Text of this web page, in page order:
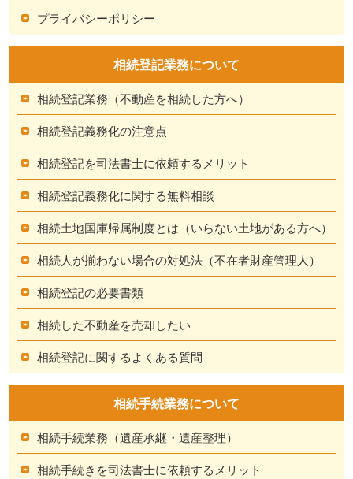
プライバシーポリシー
相続登記業務について
相続登記業務（不動産を相続した方へ）
相続登記義務化の注意点
相続登記を司法書士に依頼するメリット
相続登記義務化に関する無料相談
相続土地国庫帰属制度とは（いらない土地がある方へ）
相続人が揃わない場合の対処法（不在者財産管理人）
相続登記の必要書類
相続した不動産を売却したい
相続登記に関するよくある質問
相続手続業務について
相続手続業務（遺産承継・遺産整理）
相続手続きを司法書士に依頼するメリット